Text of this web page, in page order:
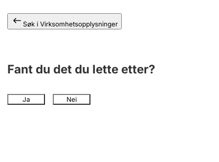
Søk i Virksomhetsopplysninger
Fant du det du lette etter?
Ja Nei